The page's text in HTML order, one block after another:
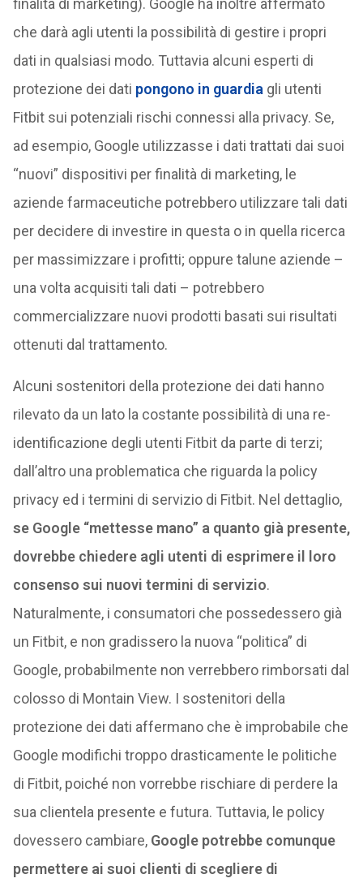
che darà agli utenti la possibilità di gestire i propri
dati in qualsiasi modo. Tuttavia alcuni esperti di
protezione dei dati pongono in guardia gli utenti
Fitbit sui potenziali rischi connessi alla privacy. Se,
ad esempio, Google utilizzasse i dati trattati dai suoi
“nuovi” dispositivi per finalità di marketing, le
aziende farmaceutiche potrebbero utilizzare tali dati
per decidere di investire in questa o in quella ricerca
per massimizzare i profitti; oppure talune aziende –
una volta acquisiti tali dati – potrebbero
commercializzare nuovi prodotti basati sui risultati
ottenuti dal trattamento.
Alcuni sostenitori della protezione dei dati hanno
rilevato da un lato la costante possibilità di una re-
identificazione degli utenti Fitbit da parte di terzi;
dall’altro una problematica che riguarda la policy
privacy ed i termini di servizio di Fitbit. Nel dettaglio,
se Google “mettesse mano” a quanto già presente,
dovrebbe chiedere agli utenti di esprimere il loro
consenso sui nuovi termini di servizio.
Naturalmente, i consumatori che possedessero già
un Fitbit, e non gradissero la nuova “politica” di
Google, probabilmente non verrebbero rimborsati dal
colosso di Montain View. I sostenitori della
protezione dei dati affermano che è improbabile che
Google modifichi troppo drasticamente le politiche
di Fitbit, poiché non vorrebbe rischiare di perdere la
sua clientela presente e futura. Tuttavia, le policy
dovessero cambiare, Google potrebbe comunque
permettere ai suoi clienti di scegliere di